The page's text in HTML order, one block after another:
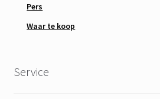
Pers
Waar te koop
Service